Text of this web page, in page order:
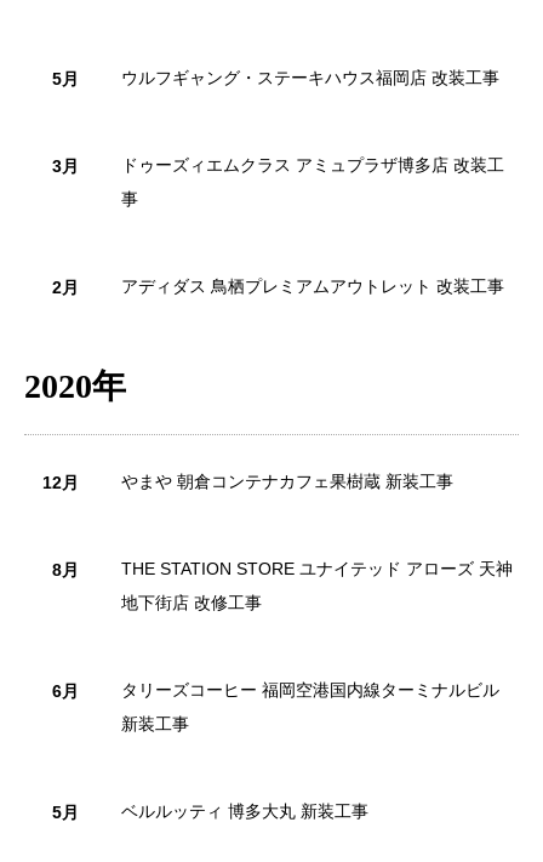
5月 ウルフギャング・ステーキハウス福岡店 改装工事
3月
ドゥーズィエムクラス アミュプラザ博多店 改装工
事
2月 アディダス 鳥栖プレミアムアウトレット 改装工事
2020年
12月 やまや 朝倉コンテナカフェ果樹蔵 新装工事
8月
THE STATION STORE ユナイテッド アローズ 天神
地下街店 改修工事
6月
タリーズコーヒー 福岡空港国内線ターミナルビル
新装工事
5月 ベルルッティ 博多大丸 新装工事